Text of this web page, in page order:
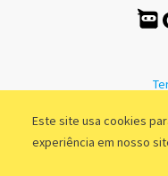
Este site usa cookies
experiência em nosso